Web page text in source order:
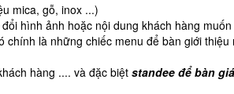
mica, gỗ, inox ...)
hình ảnh hoặc nội dung khách hàng
chính là những chiếc menu để bàn giới
hàng .... và đặc biệt standee để bàn